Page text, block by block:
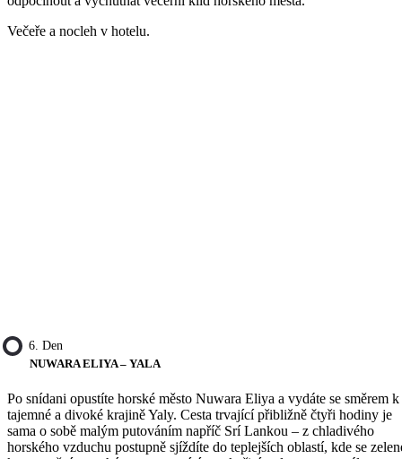
Večeře a nocleh v hotelu.
6. Den
NUWARA ELIYA – YALA
Po snídani opustíte horské město Nuwara Eliya a vydáte se směrem k
tajemné a divoké krajině Yaly. Cesta trvající přibližně čtyři hodiny je
sama o sobě malým putováním napříč Srí Lankou – z chladivého
horského vzduchu postupně sjíždíte do teplejších oblastí, kde se